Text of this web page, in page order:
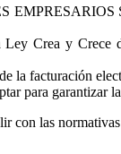
Crea y Crece
la facturación
para garantizar
con las